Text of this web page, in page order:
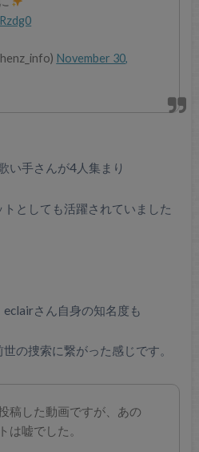
November 30,
い手さんが4人集まり
トとしても活躍されていました
さん自身の知名度も
の捜索に繋がった感じです。
稿した動画ですが、あの
は嘘でした。